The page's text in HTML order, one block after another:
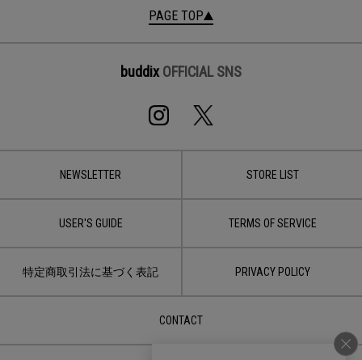
PAGE TOP
buddix OFFICIAL SNS
NEWSLETTER STORE LIST
USER'S GUIDE TERMS OF SERVICE
特定商取引法に基づく表記 PRIVACY POLICY
CONTACT